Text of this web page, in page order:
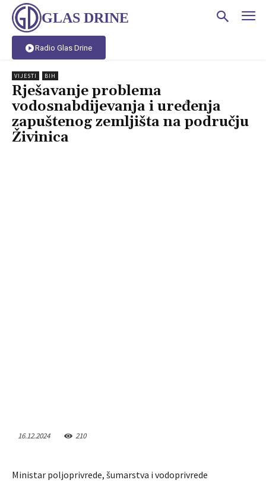
GLAS DRINE
Radio Glas Drine
VIJESTI BIH
Rješavanje problema
vodosnabdijevanja i uređenja
zapuštenog zemljišta na području
Živinica
16.12.2024 210
Ministar poljoprivrede, šumarstva i vodoprivrede